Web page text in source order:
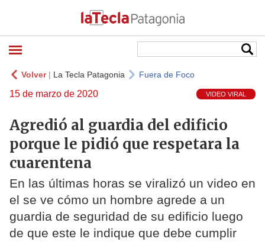
Volver| La Tecla Patagonia Fuera de Foco
15 de marzo de 2020 VIDEO VIRAL
Agredió al guardia del edificio
porque le pidió que respetara la
cuarentena
En las últimas horas se viralizó un video en
el se ve cómo un hombre agrede a un
guardia de seguridad de su edificio luego
de que este le indique que debe cumplir